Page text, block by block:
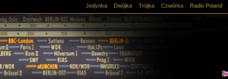
Jedynka Dwójka Trójka Czwórka Radio Poland